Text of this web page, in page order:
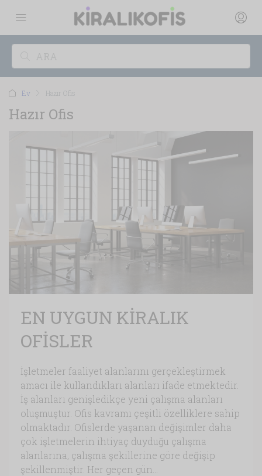
Ev Hazır Ofis
Hazır Ofis
EN UYGUN KİRALIK
OFİSLER
İşletmeler faaliyet alanlarını gerçekleştirmek
amacı ile kullandıkları alanları ifade etmektedir.
İş alanları genişledikçe yeni çalışma alanları
oluşmuştur. Ofis kavramı çeşitli özelliklere sahip
olmaktadır. Ofislerde yaşanan değişimler daha
çok işletmelerin ihtiyaç duyduğu çalışma
alanlarına, çalışma şekillerine göre değişip
şekillenmiştir. Her geçen gün...